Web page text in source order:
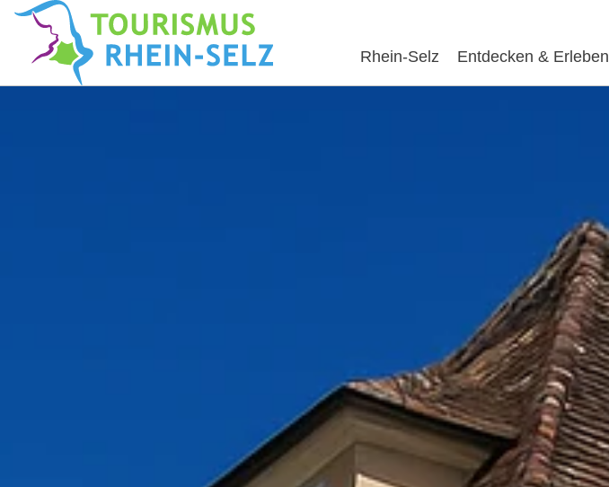
Rhein-Selz Entdecken & Erleben